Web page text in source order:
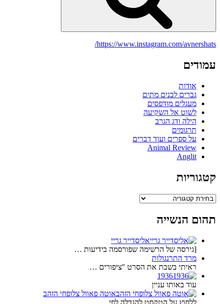
https://www.instagram.com/avnershats/
עמודים
אודות
גברים לבנים מתים
מעגלים מודפסים
לשוט אל השקיעה
הילה ודג הגרב
תרגומים
על ספרים ועוד דברים
Animal Review
Anglit
קטגוריות
קטגוריות
תהום הנשייה
אליסדייר גריי
[גירסה של הרשימה שפורסמה בידיעות …
מרד התרנגולות
ראיתי בשבת את הסרט "ציפורים …
1936
עוד באותו עניין
אוטה פאוול צלופחי הזהב
ללחוץ על הטקסט להגדלה לפי …